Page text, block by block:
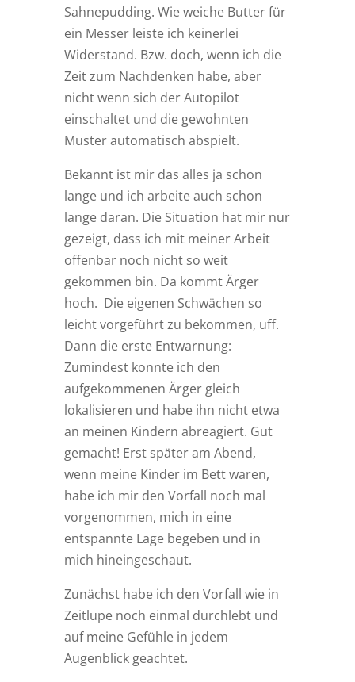
Sahnepudding. Wie weiche Butter für
ein Messer leiste ich keinerlei
Widerstand. Bzw. doch, wenn ich die
Zeit zum Nachdenken habe, aber
nicht wenn sich der Autopilot
einschaltet und die gewohnten
Muster automatisch abspielt.
Bekannt ist mir das alles ja schon
lange und ich arbeite auch schon
lange daran. Die Situation hat mir nur
gezeigt, dass ich mit meiner Arbeit
offenbar noch nicht so weit
gekommen bin. Da kommt Ärger
hoch. Die eigenen Schwächen so
leicht vorgeführt zu bekommen, uff.
Dann die erste Entwarnung:
Zumindest konnte ich den
aufgekommenen Ärger gleich
lokalisieren und habe ihn nicht etwa
an meinen Kindern abreagiert. Gut
gemacht! Erst später am Abend,
wenn meine Kinder im Bett waren,
habe ich mir den Vorfall noch mal
vorgenommen, mich in eine
entspannte Lage begeben und in
mich hineingeschaut.
Zunächst habe ich den Vorfall wie in
Zeitlupe noch einmal durchlebt und
auf meine Gefühle in jedem
Augenblick geachtet.